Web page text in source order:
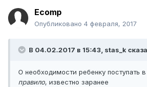
Ecomp
Опубликовано 4 февраля, 2017
В 04.02.2017 в 15:43, stas_k
О необходимости ребенку поступать
правило, известно заранее